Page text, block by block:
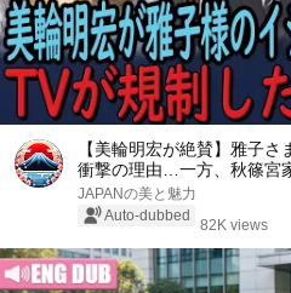
【美輪明宏が絶賛】雅子
衝撃の理由…一方、秋篠宮
ディアが報道した内容とは
室】
JAPANの美と魅力
Auto-dubbed
82K views